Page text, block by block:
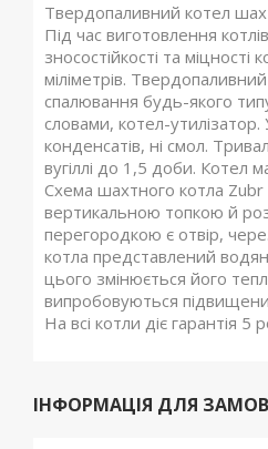
Твердопаливний котел
Під час виготовлення
зносостійкості та
міліметрів.
спалювання будь-якого
словами, котел-
конденсатів, ні смол.
вугіллі до 1,5 доби. Котел
Схема шахтного котла
вертикальною топкою й
перегородкою є отвір,
котла представлений
цього змінюється його
випробовуються
На всі котли діє гарантія 5
ІНФОРМАЦІЯ ДЛЯ